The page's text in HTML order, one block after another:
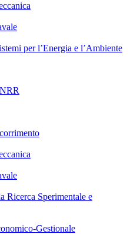
per l’Energia e l’Ambiente
Ricerca Sperimentale e
Gestionale